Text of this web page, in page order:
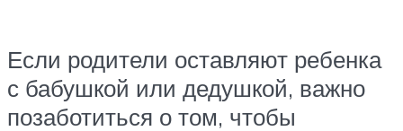
Если родители оставляют ребенка
с бабушкой или дедушкой, важно
позаботиться о том, чтобы